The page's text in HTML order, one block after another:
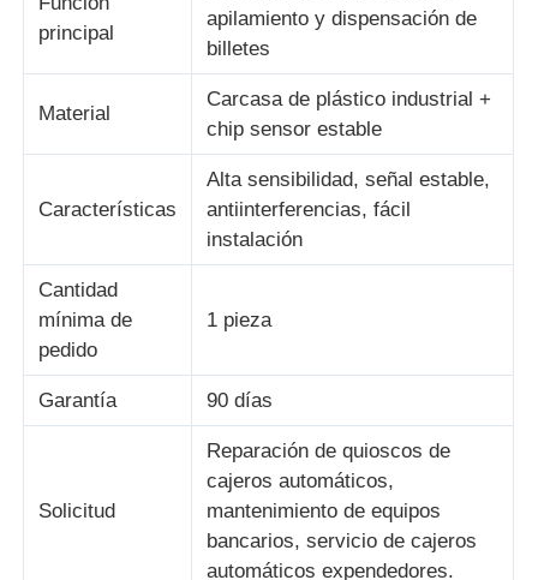
Solicitar una cotización
Piezas para cajeros automáticos Diebold
Piezas para cajeros automáticos NCR
Partes de cajeros automáticos Hyosung
Partes de cajeros automáticos de Fujitsu
Componentes de cajeros automáticos de Hitachi
Piezas del cajero automático de GRG
principal
apilamiento y dispensación de
billetes
Material
Carcasa de plástico industrial +
chip sensor estable
Características
Alta sensibilidad, señal estable,
antiinterferencias, fácil
instalación
Cantidad
mínima de
pedido
1 pieza
Garantía 90 días
Solicitud
Reparación de quioscos de
cajeros automáticos,
mantenimiento de equipos
bancarios, servicio de cajeros
automáticos expendedores.